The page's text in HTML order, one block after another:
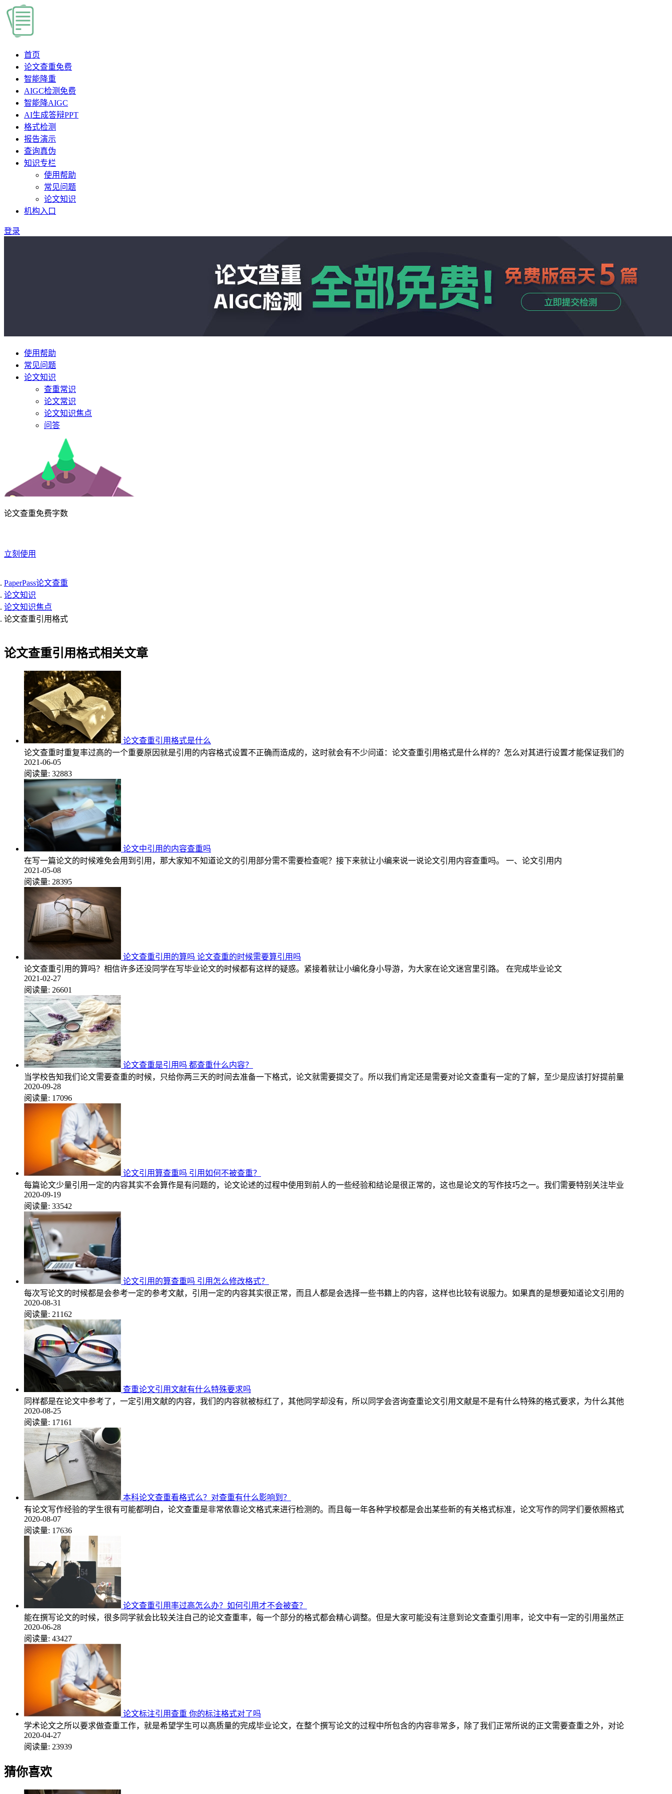
首页
论文查重免费
智能降重
AIGC检测 免费
智能降AIGC
AI生成答辩PPT
格式检测
报告演示
查询真伪
知识专栏
使用帮助
常见问题
论文知识
机构入口
登录
使用帮助
常见问题
论文知识
查重常识
论文常识
论文知识焦点
问答
论文查重免费字数
立刻使用
PaperPass论文查重
论文知识
论文知识焦点
论文查重引用格式
论文查重引用格式相关文章
论文查重引用格式是什么
论文查重时重复率过高的一个重要原因就是引用的内容格式设置不正确而造成的，这时就会有不少问道：论文查重引用格式是什么样的？怎么对其进行设置才能保证我们的
2021-06-05
阅读量: 32883
论文中引用的内容查重吗
在写一篇论文的时候难免会用到引用，那大家知不知道论文的引用部分需不需要检查呢？接下来就让小编来说一说论文引用内容查重吗。 一、论文引用内
2021-05-08
阅读量: 28395
论文查重引用的算吗 论文查重的时候需要算引用吗
论文查重引用的算吗？相信许多还没同学在写毕业论文的时候都有这样的疑惑。紧接着就让小编化身小导游，为大家在论文迷宫里引路。 在完成毕业论文
2021-02-27
阅读量: 26601
论文查重是引用吗 都查重什么内容？
当学校告知我们论文需要查重的时候，只给你两三天的时间去准备一下格式，论文就需要提交了。所以我们肯定还是需要对论文查重有一定的了解，至少是应该打好提前量
2020-09-28
阅读量: 17096
论文引用算查重吗 引用如何不被查重？
每篇论文少量引用一定的内容其实不会算作是有问题的，论文论述的过程中使用到前人的一些经验和结论是很正常的，这也是论文的写作技巧之一。我们需要特别关注毕业
2020-09-19
阅读量: 33542
论文引用的算查重吗 引用怎么修改格式？
每次写论文的时候都是会参考一定的参考文献，引用一定的内容其实很正常，而且人都是会选择一些书籍上的内容，这样也比较有说服力。如果真的是想要知道论文引用的
2020-08-31
阅读量: 21162
查重论文引用文献有什么特殊要求吗
同样都是在论文中参考了，一定引用文献的内容，我们的内容就被标红了，其他同学却没有，所以同学会咨询查重论文引用文献是不是有什么特殊的格式要求，为什么其他
2020-08-25
阅读量: 17161
本科论文查重看格式么？对查重有什么影响到？
有论文写作经验的学生很有可能都明白，论文查重是非常依靠论文格式来进行检测的。而且每一年各种学校都是会出某些新的有关格式标准，论文写作的同学们要依照格式
2020-08-07
阅读量: 17636
论文查重引用率过高怎么办？如何引用才不会被查？
能在撰写论文的时候，很多同学就会比较关注自己的论文查重率，每一个部分的格式都会精心调整。但是大家可能没有注意到论文查重引用率，论文中有一定的引用虽然正
2020-06-28
阅读量: 43427
论文标注引用查重 你的标注格式对了吗
学术论文之所以要求做查重工作，就是希望学生可以高质量的完成毕业论文，在整个撰写论文的过程中所包含的内容非常多，除了我们正常所说的正文需要查重之外，对论
2020-04-27
阅读量: 23939
猜你喜欢